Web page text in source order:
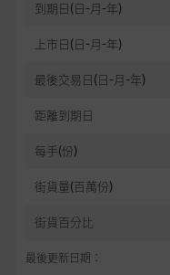
到期日(日-月-年)
上市日(日-月-年)
最後交易日(日-月-年)
距離到期日
每手(份)
街貨量(百萬份)
街貨百分比
最後更新日期：